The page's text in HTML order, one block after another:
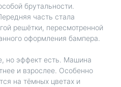
брутальности.
часть стала
решётки, пересмотренной
оформления бампера.
но эффект есть. Машина
и взрослее. Особенно
на тёмных цветах и